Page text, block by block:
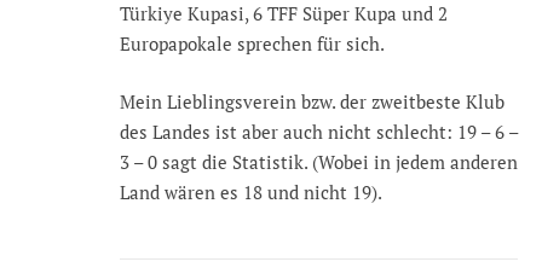
Türkiye Kupasi, 6 TFF Süper Kupa und 2
Europapokale sprechen für sich.
Mein Lieblingsverein bzw. der zweitbeste Klub
des Landes ist aber auch nicht schlecht: 19 – 6 –
3 – 0 sagt die Statistik. (Wobei in jedem anderen
Land wären es 18 und nicht 19).